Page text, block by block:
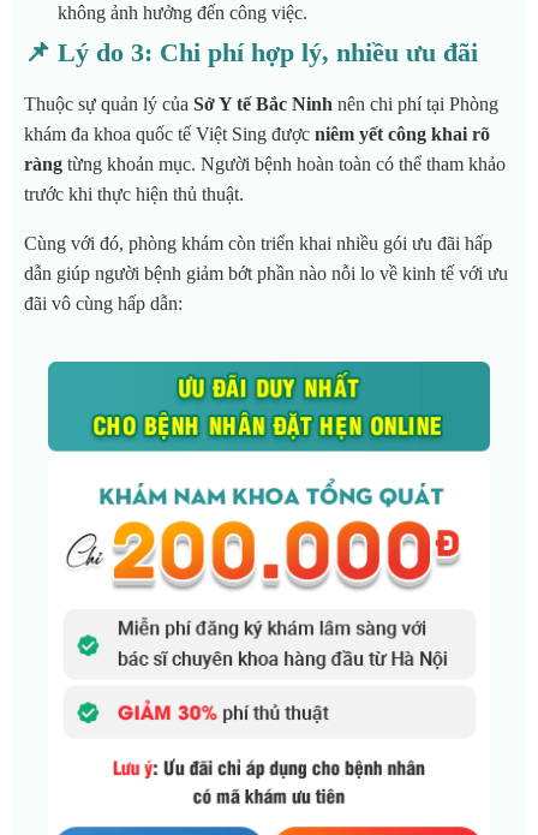
không ảnh hưởng đến công việc.
📌 Lý do 3: Chi phí hợp lý, nhiều ưu đãi
Thuộc sự quản lý của Sở Y tế Bắc Ninh nên chi phí tại Phòng
khám đa khoa quốc tế Việt Sing được niêm yết công khai rõ
ràng từng khoản mục. Người bệnh hoàn toàn có thể tham khảo
trước khi thực hiện thủ thuật.
Cùng với đó, phòng khám còn triển khai nhiều gói ưu đãi hấp
dẫn giúp người bệnh giảm bớt phần nào nỗi lo về kinh tế với ưu
đãi vô cùng hấp dẫn: